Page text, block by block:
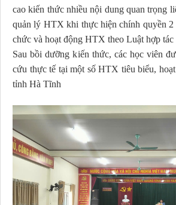
cao kiến thức nhiều nội dung quan trọng
quản lý HTX khi thực hiện chính quyền 2
chức và hoạt động HTX theo Luật hợp tác
Sau bồi dưỡng kiến thức, các học viên
cứu thực tế tại một số HTX tiêu biểu,
tỉnh Hà Tĩnh